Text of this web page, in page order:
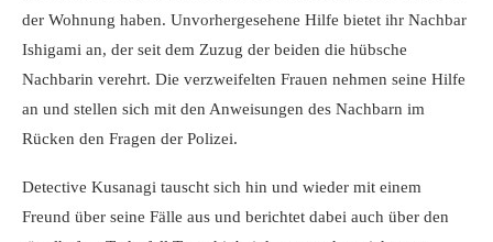
der Wohnung haben. Unvorhergesehene Hilfe bietet ihr Nachbar
Ishigami an, der seit dem Zuzug der beiden die hübsche
Nachbarin verehrt. Die verzweifelten Frauen nehmen seine Hilfe
an und stellen sich mit den Anweisungen des Nachbarn im
Rücken den Fragen der Polizei.
Detective Kusanagi tauscht sich hin und wieder mit einem
Freund über seine Fälle aus und berichtet dabei auch über den